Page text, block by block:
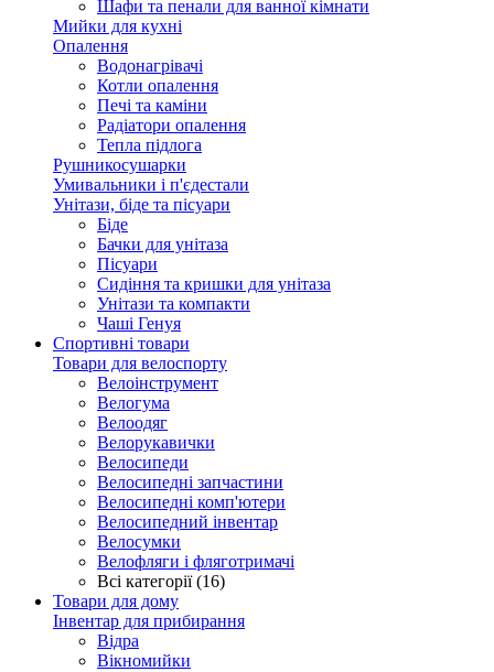
Шафи та пенали для ванної кімнати
Мийки для кухні
Опалення
Водонагрівачі
Котли опалення
Печі та каміни
Радіатори опалення
Тепла підлога
Рушникосушарки
Умивальники і п'єдестали
Унітази, біде та пісуари
Біде
Бачки для унітаза
Пісуари
Сидіння та кришки для унітаза
Унітази та компакти
Чаші Генуя
Спортивні товари
Товари для велоспорту
Велоінструмент
Велогума
Велоодяг
Велорукавички
Велосипеди
Велосипедні запчастини
Велосипедні комп'ютери
Велосипедний інвентар
Велосумки
Велофляги і фляготримачі
Всі категорії (16)
Товари для дому
Інвентар для прибирання
Відра
Вікномийки